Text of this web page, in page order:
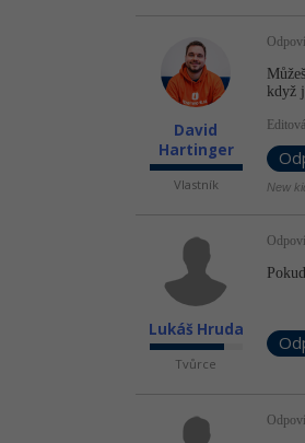
David
Hartinger
Vlastník
když
New
Lukáš Hruda
Tvůrce